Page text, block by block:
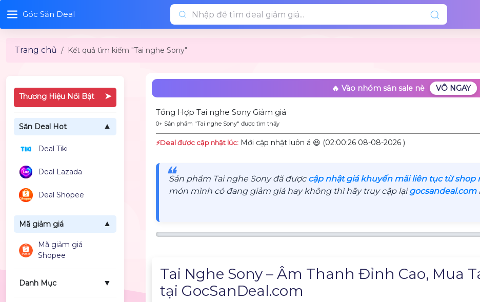
Góc Săn Deal
Trang chủ Kết quả tìm kiếm "Tai nghe Sony"
Thương Hiệu Nổi Bật ➤
Săn Deal Hot ▼
Deal Tiki
Deal Lazada
Deal Shopee
Mã giảm giá ▼
Mã giảm giá
Shopee
Danh Mục ▼
🔥 Vào nhóm săn sale nè VÔ NGAY
Tổng Hợp Tai nghe Sony Giảm giá
0+ Sản phẩm "Tai nghe Sony" được tìm thấy
⚡️Deal được cập nhật lúc: Mới cập nhật luôn á 😆 (02:00:26 08-08-2026 )
❝
Sản phẩm Tai nghe Sony đã được cập nhật giá khuyến mãi liên tục từ shop
món mình có đang giảm giá hay không thì hãy truy cập lạigocsandeal.com
Tai Nghe Sony – Âm Thanh Đỉnh Cao, Mua
tại GocSanDeal.com